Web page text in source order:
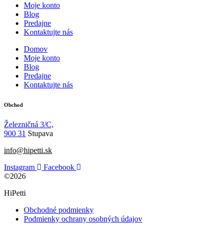
Moje konto
Blog
Predajne
Kontaktujte nás
Domov
Moje konto
Blog
Predajne
Kontaktujte nás
Obchod
Železničná 3/C,
900 31 Stupava
info@hipetti.sk
Instagram
Facebook
©2026
HiPetti
Obchodné podmienky
Podmienky ochrany osobných údajov